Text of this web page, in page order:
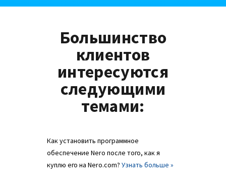
Большинство
клиентов
интересуются
следующими
темами:
Как установить программное
обеспечение Nero после того, как я
куплю его на Nero.com? Узнать больше »